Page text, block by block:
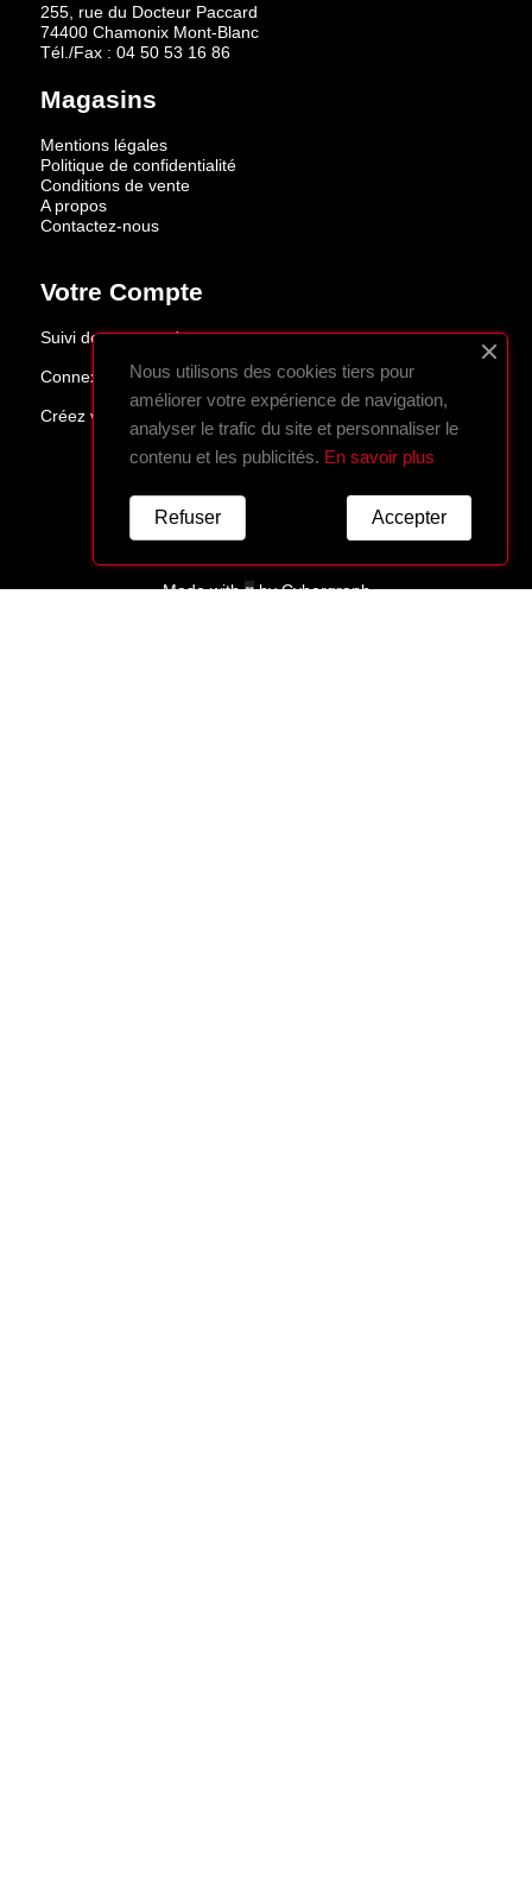
255, rue du Docteur Paccard
74400 Chamonix Mont-Blanc
Tél./Fax : 04 50 53 16 86
Magasins
Mentions légales
Politique de confidentialité
Conditions de vente
A propos
Contactez-nous
Votre Compte
Suivi de commande
Connexion
Créez votre compte
Made with♥byCybergraph
Nous utilisons des cookies tiers pour
améliorer votre expérience de navigation,
analyser le trafic du site et personnaliser le
contenu et les publicités. En savoir plus
Accepter
Refuser